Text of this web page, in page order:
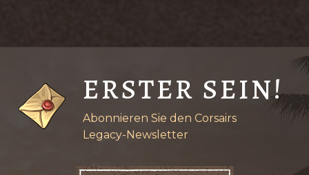
ERSTER SEIN!
Abonnieren Sie den Corsairs
Legacy-Newsletter